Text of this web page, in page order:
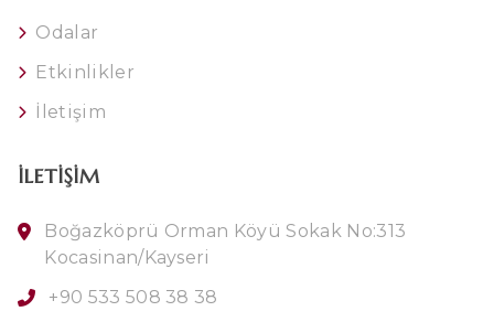
Odalar
Etkinlikler
İletişim
İLETIŞIM
Boğazköprü Orman Köyü Sokak No:313
Kocasinan/Kayseri
+90 533 508 38 38